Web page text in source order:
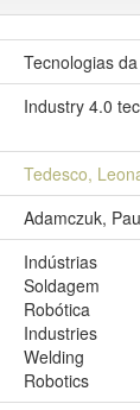
Tecnologias
Industry 4.0
Tedesco,
Adamczuk,
Indústrias
Soldagem
Robótica
Industries
Welding
Robotics